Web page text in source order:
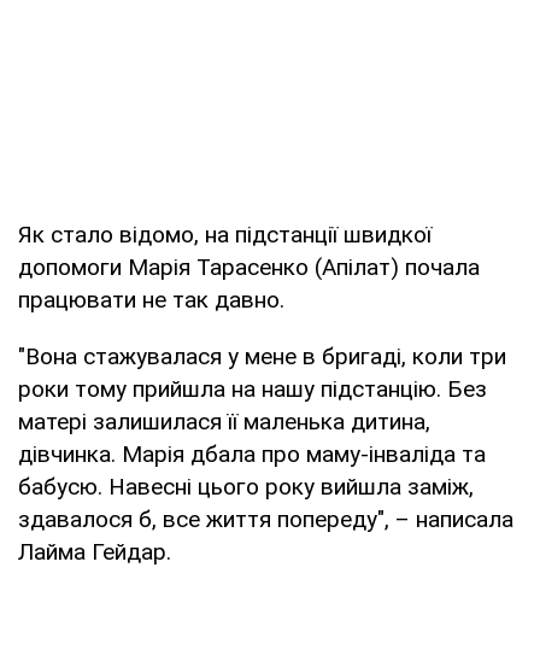
Як стало відомо, на підстанції швидкої
допомоги Марія Тарасенко (Апілат) почала
працювати не так давно.
"Вона стажувалася у мене в бригаді, коли три
роки тому прийшла на нашу підстанцію. Без
матері залишилася її маленька дитина,
дівчинка. Марія дбала про маму-інваліда та
бабусю. Навесні цього року вийшла заміж,
здавалося б, все життя попереду", – написала
Лайма Гейдар.